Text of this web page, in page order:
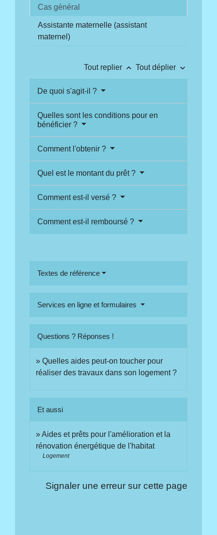
Cas général
Assistante maternelle (assistant
maternel)
Tout replier keyboard_arrow_up Tout déplier keyboard_arrow_down
De quoi s'agit-il ?
Quelles sont les conditions pour en
bénéficier ?
Comment l'obtenir ?
Quel est le montant du prêt ?
Comment est-il versé ?
Comment est-il remboursé ?
Textes de référence
Services en ligne et formulaires
Questions ? Réponses !
Quelles aides peut-on toucher pour
réaliser des travaux dans son logement ?
Et aussi
Aides et prêts pour l'amélioration et la
rénovation énergétique de l'habitat
Logement
Signaler une erreur sur cette page